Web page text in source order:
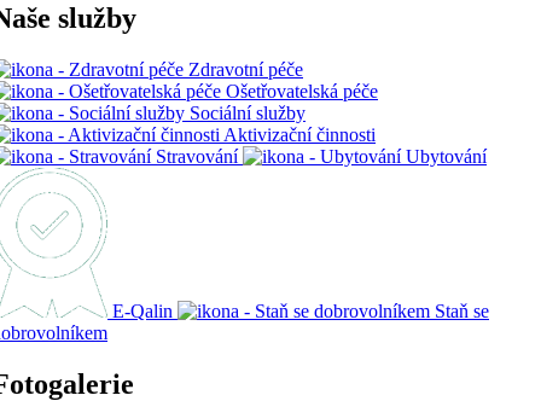
služby
Zdravotní péče
Ošetřovatelská péče
Sociální služby
Aktivizační činnosti
Stravování
Ubytování
E-Qalin
Staň se